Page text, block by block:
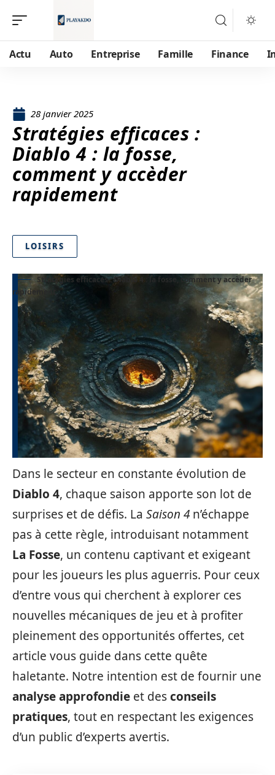
Actu Auto Entreprise Famille Finance
28 janvier 2025
Stratégies efficaces :
Diablo 4 : la fosse,
comment y accèder
rapidement
LOISIRS
Stratégies efficaces : Diablo 4 : la fosse, comment y accèder
rapidement
Dans le secteur en constante évolution de
Diablo 4, chaque saison apporte son lot de
surprises et de défis. La Saison 4 n’échappe
pas à cette règle, introduisant notamment
La Fosse, un contenu captivant et exigeant
pour les joueurs les plus aguerris. Pour ceux
d’entre vous qui cherchent à explorer ces
nouvelles mécaniques de jeu et à profiter
pleinement des opportunités offertes, cet
article vous guide dans cette quête
haletante. Notre intention est de fournir une
analyse approfondie et desconseils
pratiques, tout en respectant les exigences
d’un public d’experts avertis.